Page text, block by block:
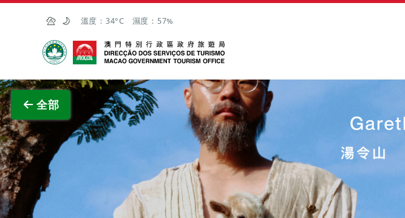
跳至主内容
溫度： 34°C 濕度： 57%
澳門特別行政區政府旅遊局
全部
查看原圖